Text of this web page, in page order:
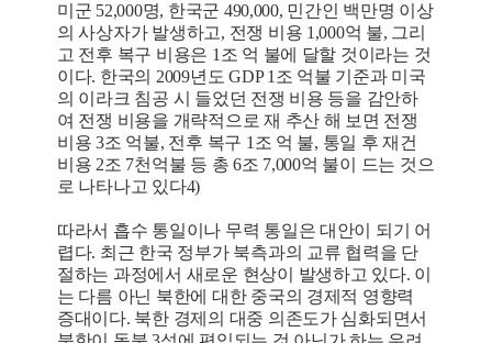
미군 52,000명, 한국군 490,000, 민간인 백만명 이상
의 사상자가 발생하고, 전쟁 비용 1,000억 불, 그리
고 전후 복구 비용은 1조 억 불에 달할 것이라는 것
이다. 한국의 2009년도 GDP 1조 억불 기준과 미국
의 이라크 침공 시 들었던 전쟁 비용 등을 감안하
여 전쟁 비용을 개략적으로 재 추산 해 보면 전쟁
비용 3조 억불, 전후 복구 1조 억 불, 통일 후 재건
비용 2조 7천억불 등 총 6조 7,000억 불이 드는 것으
로 나타나고 있다4)
따라서 흡수 통일이나 무력 통일은 대안이 되기 어
렵다. 최근 한국 정부가 북측과의 교류 협력을 단
절하는 과정에서 새로운 현상이 발생하고 있다. 이
는 다름 아닌 북한에 대한 중국의 경제적 영향력
증대이다. 북한 경제의 대중 의존도가 심화되면서